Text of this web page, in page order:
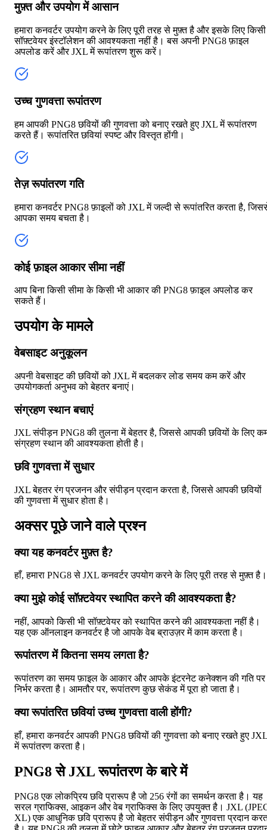
मुफ़्त और उपयोग में आसान
हमारा कनवर्टर उपयोग करने के लिए पूरी तरह से मुफ़्त है और इसके लिए किसी
सॉफ़्टवेयर इंस्टॉलेशन की आवश्यकता नहीं है। बस अपनी PNG8 फ़ाइल
अपलोड करें और JXL में रूपांतरण शुरू करें।
उच्च गुणवत्ता रूपांतरण
हम आपकी PNG8 छवियों की गुणवत्ता को बनाए रखते हुए JXL में रूपांतरण
करते हैं। रूपांतरित छवियां स्पष्ट और विस्तृत होंगी।
तेज़ रूपांतरण गति
हमारा कनवर्टर PNG8 फ़ाइलों को JXL में जल्दी से रूपांतरित करता है,
आपका समय बचता है।
कोई फ़ाइल आकार सीमा नहीं
आप बिना किसी सीमा के किसी भी आकार की PNG8 फ़ाइल अपलोड कर
सकते हैं।
उपयोग के मामले
वेबसाइट अनुकूलन
अपनी वेबसाइट की छवियों को JXL में बदलकर लोड समय कम करें और
उपयोगकर्ता अनुभव को बेहतर बनाएं।
संग्रहण स्थान बचाएं
JXL संपीड़न PNG8 की तुलना में बेहतर है, जिससे आपकी छवियों के लिए
संग्रहण स्थान की आवश्यकता होती है।
छवि गुणवत्ता में सुधार
JXL बेहतर रंग प्रजनन और संपीड़न प्रदान करता है, जिससे आपकी छवियों
की गुणवत्ता में सुधार होता है।
अक्सर पूछे जाने वाले प्रश्न
क्या यह कनवर्टर मुफ़्त है?
हाँ, हमारा PNG8 से JXL कनवर्टर उपयोग करने के लिए पूरी तरह से मुफ़्त है।
क्या मुझे कोई सॉफ़्टवेयर स्थापित करने की आवश्यकता है?
नहीं, आपको किसी भी सॉफ़्टवेयर को स्थापित करने की आवश्यकता नहीं है।
यह एक ऑनलाइन कनवर्टर है जो आपके वेब ब्राउज़र में काम करता है।
रूपांतरण में कितना समय लगता है?
रूपांतरण का समय फ़ाइल के आकार और आपके इंटरनेट कनेक्शन की गति पर
निर्भर करता है। आमतौर पर, रूपांतरण कुछ सेकंड में पूरा हो जाता है।
क्या रूपांतरित छवियां उच्च गुणवत्ता वाली होंगी?
हाँ, हमारा कनवर्टर आपकी PNG8 छवियों की गुणवत्ता को बनाए रखते हुए JXL
में रूपांतरण करता है।
PNG8 से JXL रूपांतरण के बारे में
PNG8 एक लोकप्रिय छवि प्रारूप है जो 256 रंगों का समर्थन करता है। यह
सरल ग्राफिक्स, आइकन और वेब ग्राफिक्स के लिए उपयुक्त है। JXL
XL) एक आधुनिक छवि प्रारूप है जो बेहतर संपीड़न और गुणवत्ता प्रदान